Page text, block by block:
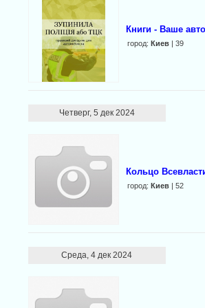
Книги - Ваше
город: Киев| 39
Четверг, 5 дек 2024
Кольцо
город: Киев| 52
Среда, 4 дек 2024